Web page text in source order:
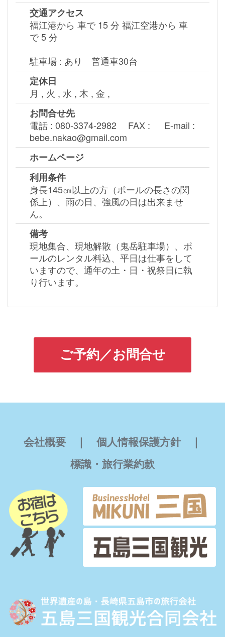
交通アクセス
福江港から 車で 15 分 福江空港から 車
で 5 分
駐車場 : あり 普通車30台
定休日
月 , 火 , 水 , 木 , 金 ,
お問合せ先
電話 : 080-3374-2982 FAX : E-mail :
bebe.nakao@gmail.com
ホームページ
利用条件
身長145㎝以上の方（ポールの長さの関
係上）、雨の日、強風の日は出来ませ
ん。
備考
現地集合、現地解散（鬼岳駐車場）、ポ
ールのレンタル料込、平日は仕事をして
いますので、通年の土・日・祝祭日に執
り行います。
ご予約／お問合せ
会社概要 ｜ 個人情報保護方針
｜
標識・旅行業約款